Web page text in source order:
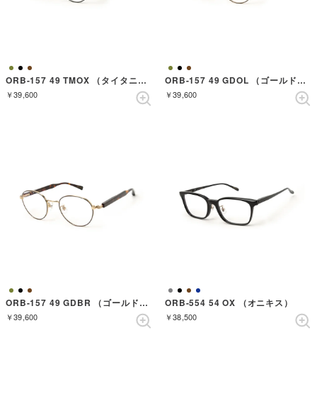
ORB-157 49 TMOX （タイタニウムマットオニキス）
￥39,600
ORB-157 49 GDOL （ゴールドダークオリーブ）
￥39,600
ORB-157 49 GDBR （ゴールドダークブラウン）
￥39,600
ORB-554 54 OX （オニキス）
￥38,500